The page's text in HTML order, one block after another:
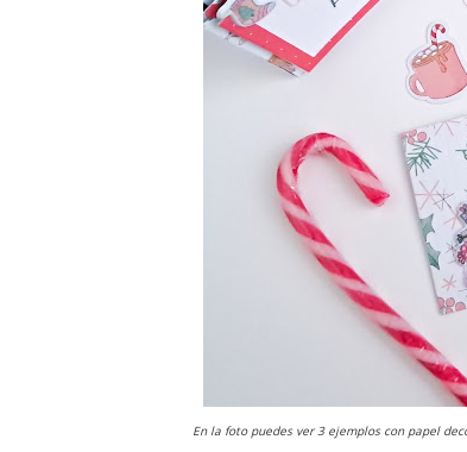
En la foto puedes ver 3 ejemplos con papel